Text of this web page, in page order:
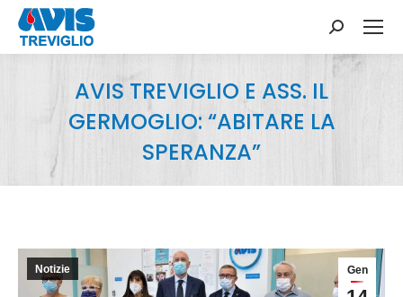
Search:
AVIS TREVIGLIO E ASS. IL
GERMOGLIO: “ABITARE LA
SPERANZA”
Gen
Notizie